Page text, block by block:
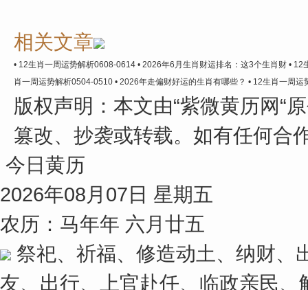
相关文章
• 12生肖一周运势解析0608-0614 • 2026年6月生肖财运排名：这3个生肖财 • 12
肖一周运势解析0504-0510 • 2026年走偏财好运的生肖有哪些？ • 12生肖一周
版权声明： 本文由“紫微黄历网“
篡改、抄袭或转载。如有任何合
今日黄历
2026年08月07日 星期五
农历：马年年 六月廿五
祭祀、祈福、修造动土、纳财、
友、出行、上官赴任、临政亲民